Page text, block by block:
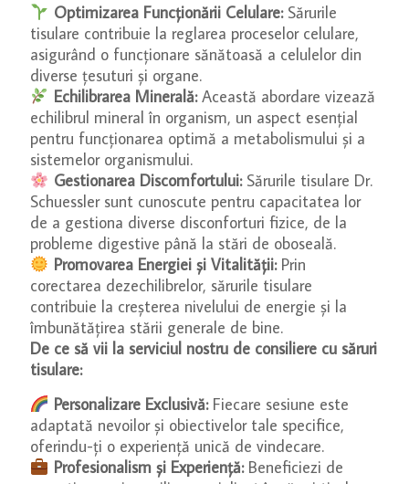
Optimizarea Funcționării Celulare:Sărurile
tisulare contribuie la reglarea proceselor celulare,
asigurând o funcționare sănătoasă a celulelor din
diverse țesuturi și organe.
Echilibrarea Minerală:Această abordare vizează
echilibrul mineral în organism, un aspect esențial
pentru funcționarea optimă a metabolismului și a
sistemelor organismului.
Gestionarea Discomfortului:Sărurile tisulare Dr.
Schuessler sunt cunoscute pentru capacitatea lor
de a gestiona diverse disconforturi fizice, de la
probleme digestive până la stări de oboseală.
Promovarea Energiei și Vitalității:Prin
corectarea dezechilibrelor, sărurile tisulare
contribuie la creșterea nivelului de energie și la
îmbunătățirea stării generale de bine.
De ce să vii la serviciul nostru de consiliere cu săruri
tisulare:
Personalizare Exclusivă:Fiecare sesiune este
adaptată nevoilor și obiectivelor tale specifice,
oferindu-ți o experiență unică de vindecare.
Profesionalism și Experiență:Beneficiezi de